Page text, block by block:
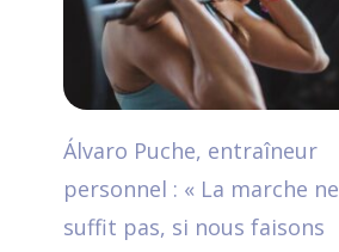
Álvaro Puche, entraîneur
personnel : « La marche ne
suffit pas, si nous faisons